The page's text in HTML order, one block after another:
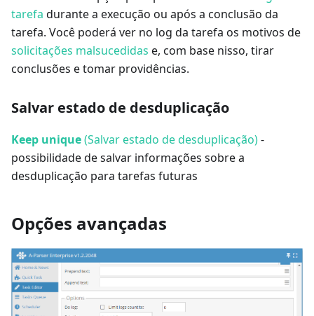
tarefa durante a execução ou após a conclusão da
tarefa. Você poderá ver no log da tarefa os motivos de
solicitações malsucedidas e, com base nisso, tirar
conclusões e tomar providências.
Salvar estado de desduplicação
Keep unique(Salvar estado de desduplicação)-
possibilidade de salvar informações sobre a
desduplicação para tarefas futuras
Opções avançadas